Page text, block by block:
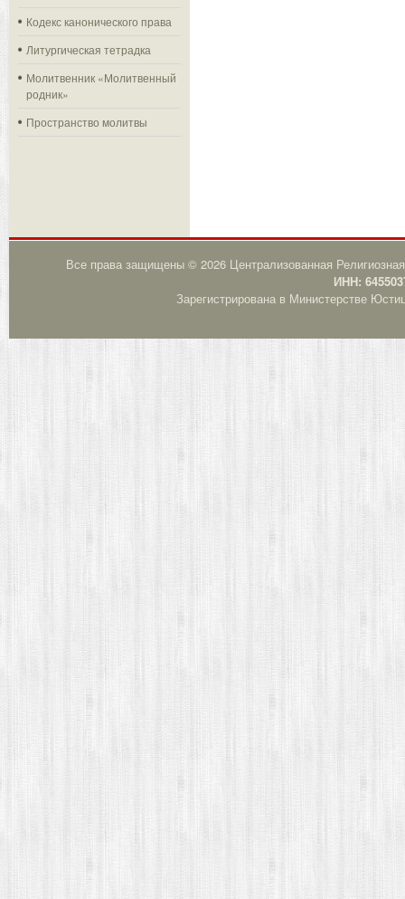
Кодекс канонического права
Литургическая тетрадка
Молитвенник «Молитвенный
родник»
Пространство молитвы
Все права защищены © 2026 Централизованная
ИНН:
Зарегистрирована в Министерстве